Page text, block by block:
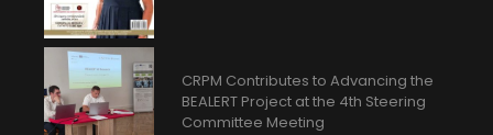
CRPM Contributes to Advancing the
BEALERT Project at the 4th Steering
Committee Meeting